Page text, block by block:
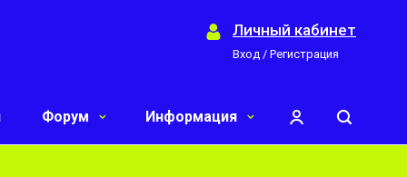
Личный кабинет
Вход / Регистрация
Форум Информация